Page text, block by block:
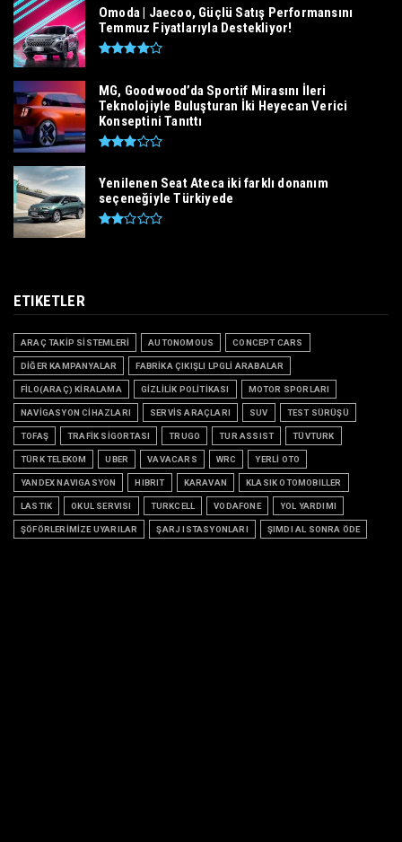
Omoda | Jaecoo, Güçlü Satış Performansını
Temmuz Fiyatlarıyla Destekliyor!
MG, Goodwood’da Sportif Mirasını İleri
Teknolojiyle Buluşturan İki Heyecan Verici
Konseptini Tanıttı
Yenilenen Seat Ateca iki farklı donanım
seçeneğiyle Türkiyede
ETIKETLER
ARAÇ TAKİP SİSTEMLERİ AUTONOMOUS CONCEPT CARS
DİĞER KAMPANYALAR FABRİKA ÇIKIŞLI LPGLİ ARABALAR
FİLO(ARAÇ) KİRALAMA GİZLİLİK POLİTİKASI MOTOR SPORLARI
NAVİGASYON CİHAZLARI SERVİS ARAÇLARI SUV TEST SÜRÜŞÜ
TOFAŞ TRAFİK SİGORTASI TRUGO TUR ASSIST TÜVTURK
TÜRK TELEKOM UBER VAVACARS WRC YERLİ OTO
YANDEX NAVIGASYON HIBRIT KARAVAN KLASIK OTOMOBILLER
LASTIK OKUL SERVISI TURKCELL VODAFONE YOL YARDIMI
ŞÖFÖRLERİMİZE UYARILAR ŞARJ ISTASYONLARI ŞIMDI AL SONRA ÖDE